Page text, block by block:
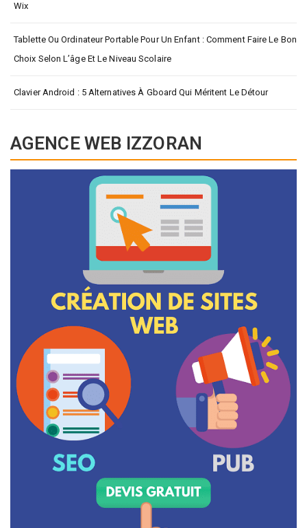
Wix
Tablette Ou Ordinateur Portable Pour Un Enfant : Comment Faire Le Bon
Choix Selon L’âge Et Le Niveau Scolaire
Clavier Android : 5 Alternatives À Gboard Qui Méritent Le Détour
AGENCE WEB IZZORAN